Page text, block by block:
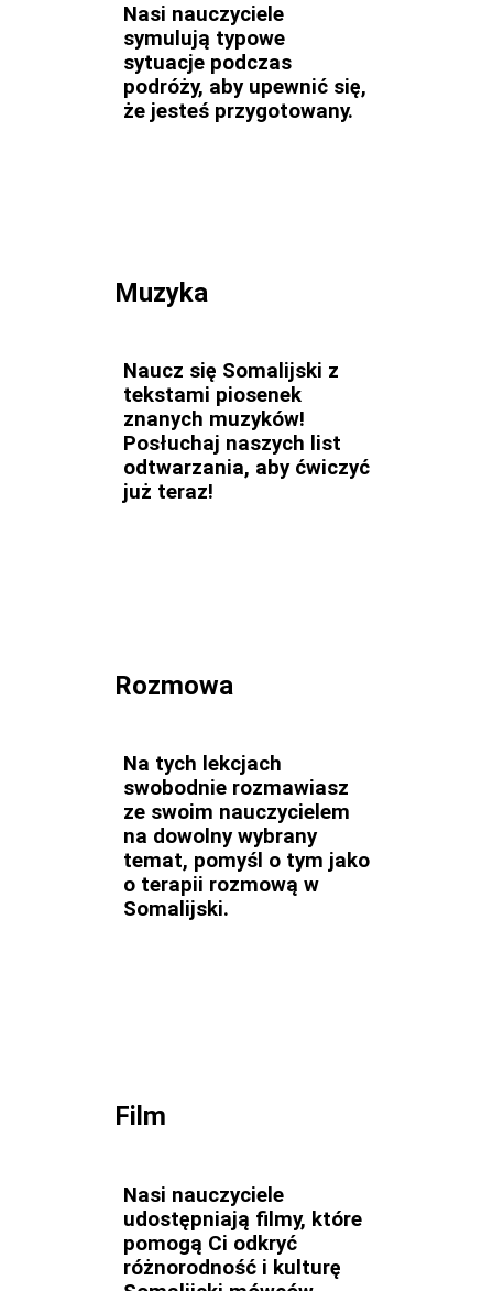
Nasi nauczyciele
symulują typowe
sytuacje podczas
podróży, aby upewnić się,
że jesteś przygotowany.
Muzyka
Naucz się Somalijski z
tekstami piosenek
znanych muzyków!
Posłuchaj naszych list
odtwarzania, aby ćwiczyć
już teraz!
Rozmowa
Na tych lekcjach
swobodnie rozmawiasz
ze swoim nauczycielem
na dowolny wybrany
temat, pomyśl o tym jako
o terapii rozmową w
Somalijski.
Film
Nasi nauczyciele
udostępniają filmy, które
pomogą Ci odkryć
różnorodność i kulturę